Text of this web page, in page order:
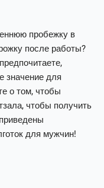
пробежку в
после работы?
значение для
о том, чтобы
чтобы получить
для мужчин!